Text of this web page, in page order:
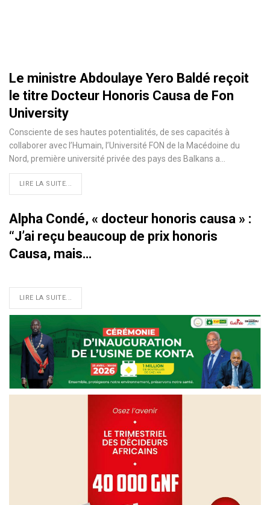
Le ministre Abdoulaye Yero Baldé reçoit
le titre Docteur Honoris Causa de Fon
University
Consciente de ses hautes potentialités, de ses capacités à
collaborer avec l’Humain, l’Université FON de la Macédoine du
Nord, première université privée des pays des Balkans a
LIRE LA SUITE...
Alpha Condé, « docteur honoris causa » :
‘‘J’ai reçu beaucoup de prix honoris
Causa, mais…
LIRE LA SUITE...